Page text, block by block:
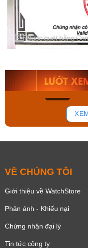
Orient Nam RA-
Mua ngay
VỀ CHÚNG TÔI
Giới thiệu về WatchStore
Phản ánh - Khiếu nại
Chứng nhận đại lý
Tin tức công ty